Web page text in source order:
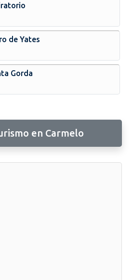
de Yates
Gorda
en Carmelo